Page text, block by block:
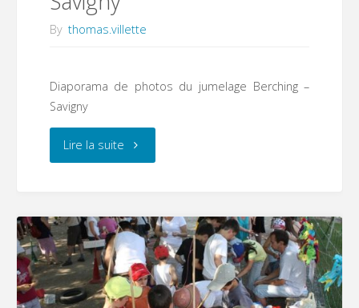
By thomas.villette
Diaporama de photos du jumelage Berching –
Savigny
Lire la suite"Jumelage
–
Savigny"